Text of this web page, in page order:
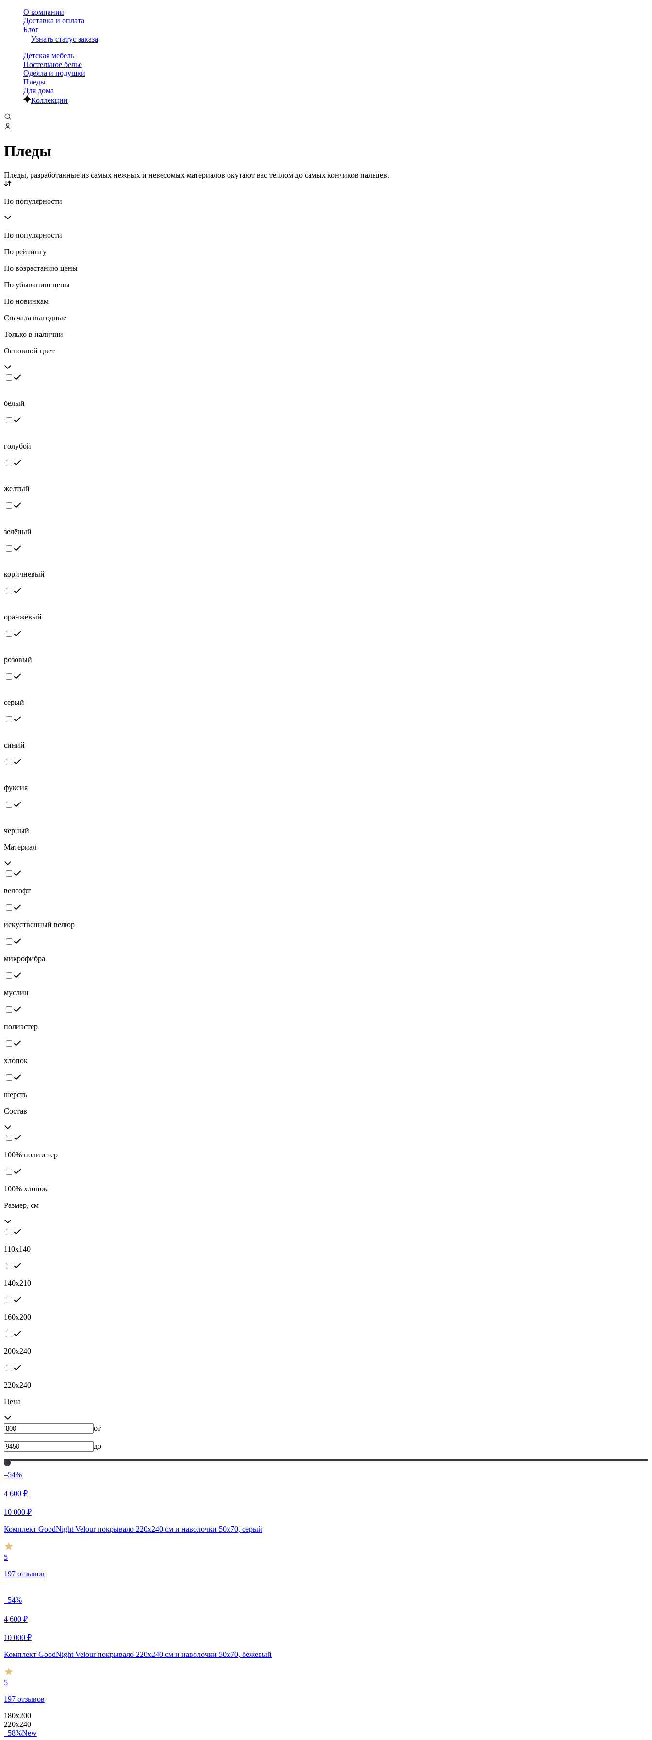
О компании
Доставка и оплата
Блог
Узнать статус заказа
Детская мебель
Постельное белье
Одеяла и подушки
Пледы
Для дома
Коллекции
Пледы
Пледы, разработанные из самых нежных и невесомых материалов окутают вас теплом до самых кончиков пальцев.
По популярности
По популярности
По рейтингу
По возрастанию цены
По убыванию цены
По новинкам
Сначала выгодные
Только в наличии
Основной цвет
белый
голубой
желтый
зелёный
коричневый
оранжевый
розовый
серый
синий
фуксия
черный
Материал
велсофт
искуственный велюр
микрофибра
муслин
полиэстер
хлопок
шерсть
Состав
100% полиэстер
100% хлопок
Размер, см
110х140
140х210
160х200
200х240
220х240
Цена
от
до
–54%
4 600 ₽
10 000 ₽
Комплект GoodNight Velour покрывало 220х240 см и наволочки 50х70, серый
5
197 отзывов
–54%
4 600 ₽
10 000 ₽
Комплект GoodNight Velour покрывало 220х240 см и наволочки 50х70, бежевый
5
197 отзывов
180х200
220х240
–58%New